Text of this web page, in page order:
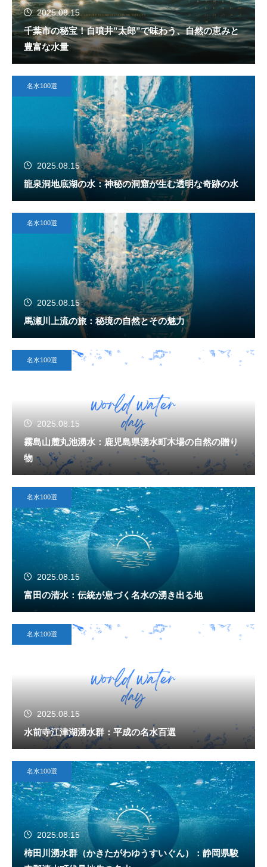
2025.08.15
千葉市の秘宝！自噴井”太郎”で味わう、自然の恵みと
豊富な水量
名水100選
2025.08.15
龍泉洞地底湖の水：神秘の洞窟が生む透明な奇跡の水
名水100選
2025.08.15
馬瀬川上流の旅：秘境の自然とその魅力
名水100選
2025.08.15
霧島山麓丸池湧水：鹿児島県湧水町木場の自然の贈り
物
名水100選
2025.08.15
富田の清水：伝統が息づく名水の湧き出る地
名水100選
2025.08.15
水前寺江津湖湧水群：平成の名水百選
名水100選
2025.08.15
柿田川湧水群（かきたがわゆうすいぐん）：静岡県駿